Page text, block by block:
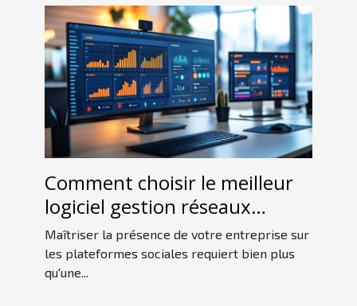
Comment choisir le meilleur
logiciel gestion réseaux
sociaux pour votre entreprise
Maîtriser la présence de votre entreprise sur
les plateformes sociales requiert bien plus
qu'une...